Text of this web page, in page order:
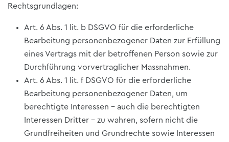
Rechtsgrundlagen:
Art. 6 Abs. 1 lit. b DSGVO für die erforderliche
Bearbeitung personenbezogener Daten zur Erfüllung
eines Vertrags mit der betroffenen Person sowie zur
Durchführung vorvertraglicher Massnahmen.
Art. 6 Abs. 1 lit. f DSGVO für die erforderliche
Bearbeitung personenbezogener Daten, um
berechtigte Interessen – auch die berechtigten
Interessen Dritter – zu wahren, sofern nicht die
Grundfreiheiten und Grundrechte sowie Interessen